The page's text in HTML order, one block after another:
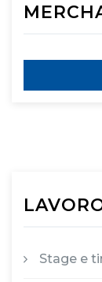
Stage e